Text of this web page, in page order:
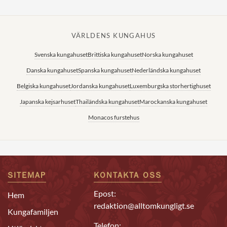
VÄRLDENS KUNGAHUS
Svenska kungahusetBrittiska kungahusetNorska kungahuset
Danska kungahusetSpanska kungahusetNederländska kungahuset
Belgiska kungahusetJordanska kungahusetLuxemburgska storhertighuset
Japanska kejsarhusetThailändska kungahusetMarockanska kungahuset
Monacos furstehus
SITEMAP
Hem
Kungafamiljen
KONTAKTA OSS
Epost:
redaktion@alltomkungligt.se